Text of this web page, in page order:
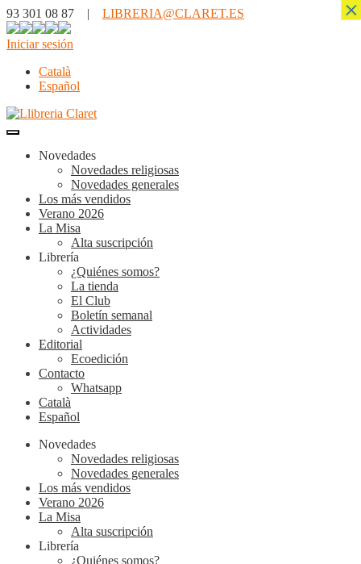
93 301 08 87 | LIBRERIA@CLARET.ES
Iniciar sesión
Català
Español
Novedades
Novedades religiosas
Novedades generales
Los más vendidos
Verano 2026
La Misa
Alta suscripción
Librería
¿Quiénes somos?
La tienda
El Club
Boletín semanal
Actividades
Editorial
Ecoedición
Contacto
Whatsapp
Català
Español
Novedades
Novedades religiosas
Novedades generales
Los más vendidos
Verano 2026
La Misa
Alta suscripción
Librería
¿Quiénes somos?
×